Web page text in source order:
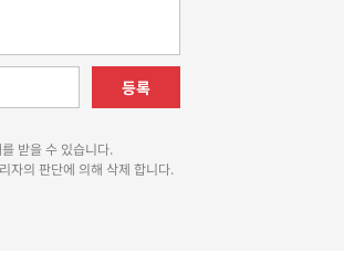
등록
받을 수 있습니다.
자의 판단에 의해 삭제 합니다.